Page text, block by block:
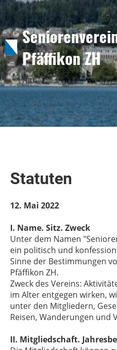
Pfäffikon ZH
Statuten
12. Mai 2022
I. Name. Sitz. Zweck
Unter dem Namen
ein politisch und
Sinne der Bestimmungen
Pfäffikon ZH.
Zweck des Vereins:
im Alter entgegen wirken,
unter den Mitgliedern,
Reisen, Wanderungen und
II. Mitgliedschaft.